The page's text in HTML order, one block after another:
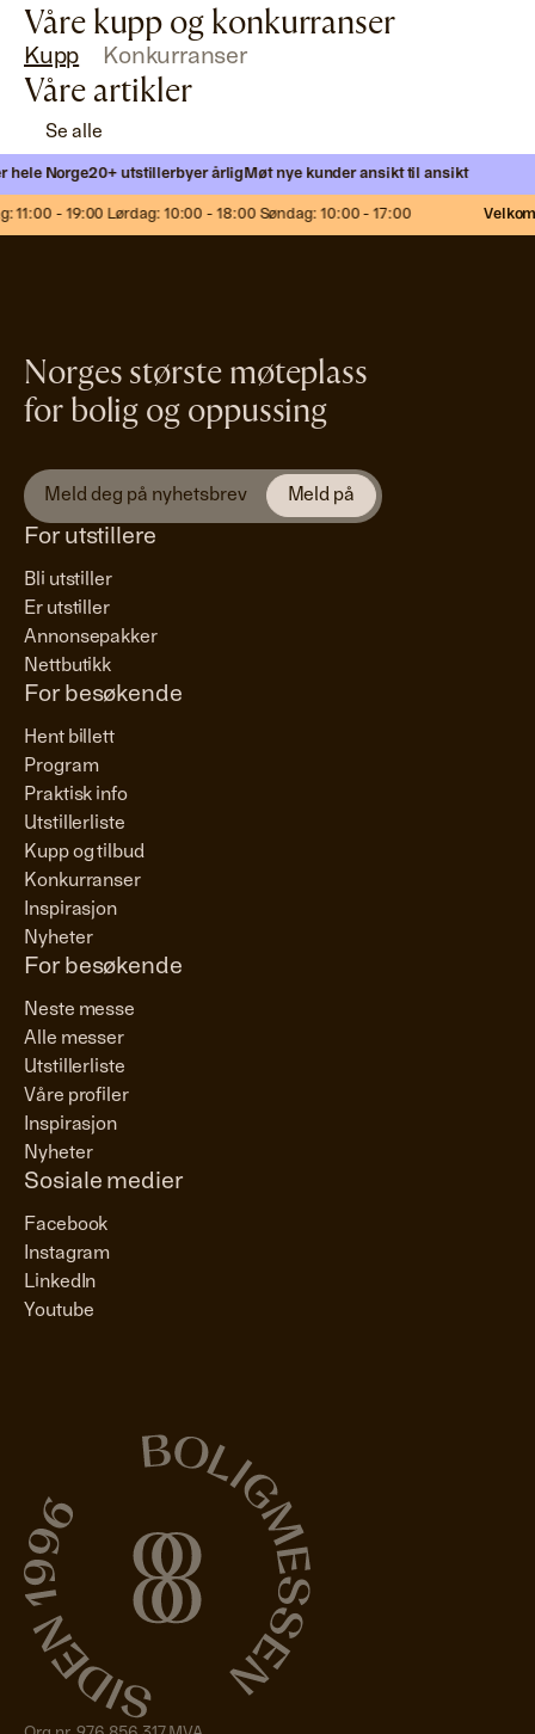
Våre kupp og konkurranser
Kupp Konkurranser
Våre artikler
Se alle
Norge20+ utstillerbyer årligMøt nye kunder ansikt til ansikt
11:00 - 19:00 Lørdag: 10:00 - 18:00 Søndag: 10:00 - 17:00
Norges største møteplass
for bolig og oppussing
For utstillere
Bli utstiller
Er utstiller
Annonsepakker
Nettbutikk
For besøkende
Hent billett
Program
Praktisk info
Utstillerliste
Kupp og tilbud
Konkurranser
Inspirasjon
Nyheter
For besøkende
Neste messe
Alle messer
Utstillerliste
Våre profiler
Inspirasjon
Nyheter
Sosiale medier
Facebook
Instagram
LinkedIn
Youtube